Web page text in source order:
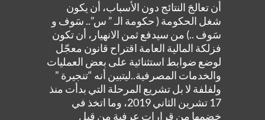
أن تعالجَ النتائج دون الأسباب، أن يكون
شغل الحكومة ( حكومة الـ ” س”.. سَوف و
سَوف ..) من سيدفع ثمن الانهيار، أن تكون
فزلكة المالية العامة اقتراح قانون معجّل
لوضع ضوابط استثنائية على بعض العمليات
والخدمات المصرفية..ليتبين أنه “تنجيرة ”
ولفلفة لا بل تشريع المرحلة التي بدأت منذ
17 تشرين الثاني 2019، وما اتخذ في
خضمها من قرارات عرفية من قبل